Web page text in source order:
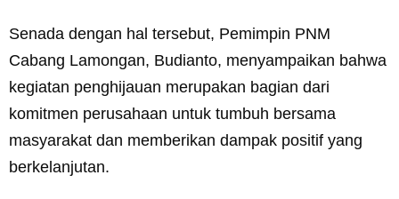
Senada dengan hal tersebut, Pemimpin PNM
Cabang Lamongan, Budianto, menyampaikan bahwa
kegiatan penghijauan merupakan bagian dari
komitmen perusahaan untuk tumbuh bersama
masyarakat dan memberikan dampak positif yang
berkelanjutan.